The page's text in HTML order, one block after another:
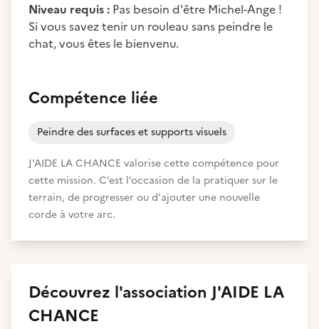
Niveau requis : Pas besoin d'être Michel-Ange !
Si vous savez tenir un rouleau sans peindre le
chat, vous êtes le bienvenu.
Compétence liée
Peindre des surfaces et supports visuels
J'AIDE LA CHANCE valorise cette compétence pour
cette mission. C’est l’occasion de la pratiquer sur le
terrain, de progresser ou d'ajouter une nouvelle
corde à votre arc.
Découvrez l'association J'AIDE LA
CHANCE